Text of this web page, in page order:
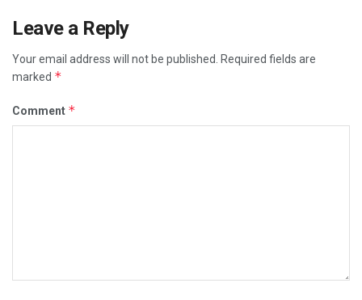
Leave a Reply
Your email address will not be published.
Required fields are
marked *
Comment *